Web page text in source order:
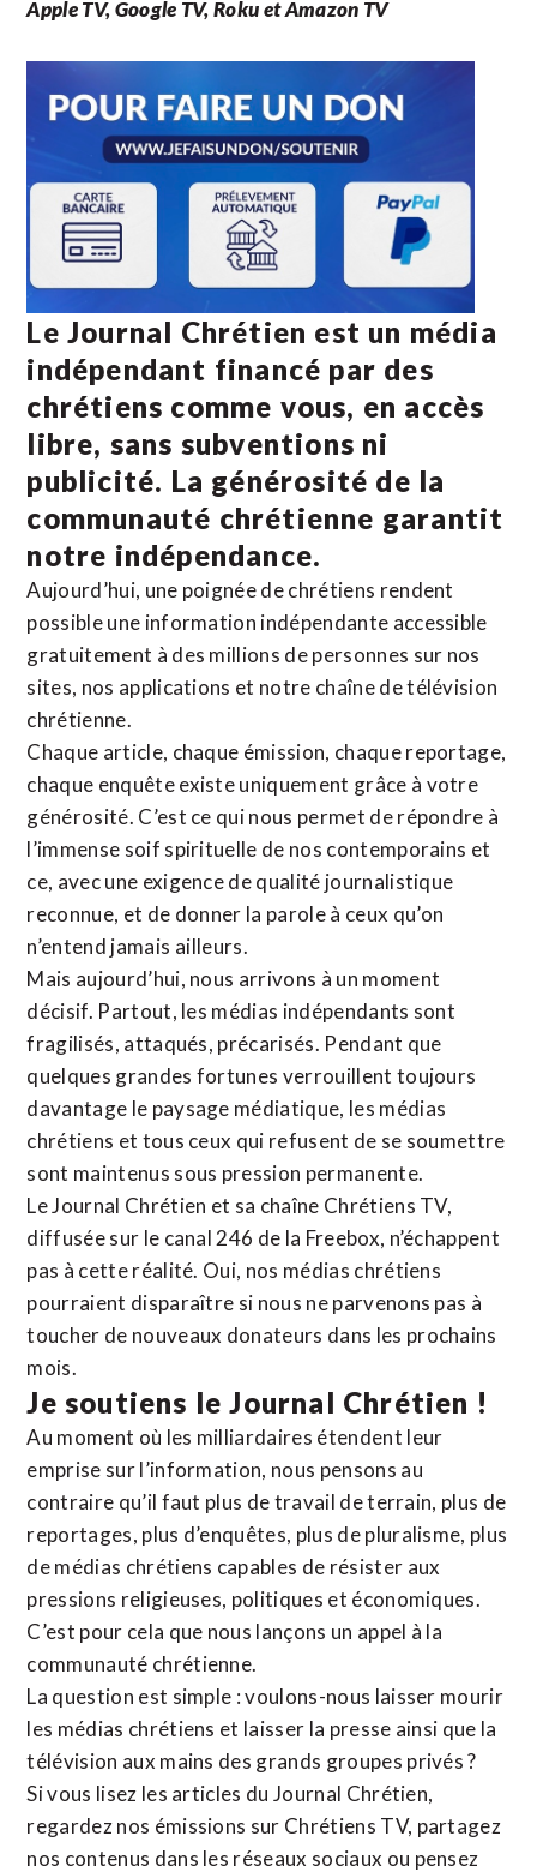
Apple TV, Google TV, Roku et Amazon TV
Le Journal Chrétien est un média
indépendant financé par des
chrétiens comme vous, en accès
libre, sans subventions ni
publicité. La générosité de la
communauté chrétienne garantit
notre indépendance.
Aujourd’hui, une poignée de chrétiens rendent
possible une information indépendante accessible
gratuitement à des millions de personnes sur nos
sites, nos applications et notre chaîne de télévision
chrétienne.
Chaque article, chaque émission, chaque reportage,
chaque enquête existe uniquement grâce à votre
générosité. C’est ce qui nous permet de répondre à
l’immense soif spirituelle de nos contemporains et
ce, avec une exigence de qualité journalistique
reconnue, et de donner la parole à ceux qu’on
n’entend jamais ailleurs.
Mais aujourd’hui, nous arrivons à un moment
décisif. Partout, les médias indépendants sont
fragilisés, attaqués, précarisés. Pendant que
quelques grandes fortunes verrouillent toujours
davantage le paysage médiatique, les médias
chrétiens et tous ceux qui refusent de se soumettre
sont maintenus sous pression permanente.
Le Journal Chrétien et sa chaîne Chrétiens TV,
diffusée sur le canal 246 de la Freebox, n’échappent
pas à cette réalité. Oui, nos médias chrétiens
pourraient disparaître si nous ne parvenons pas à
toucher de nouveaux donateurs dans les prochains
mois.
Je soutiens le Journal Chrétien !
Au moment où les milliardaires étendent leur
emprise sur l’information, nous pensons au
contraire qu’il faut plus de travail de terrain, plus de
reportages, plus d’enquêtes, plus de pluralisme, plus
de médias chrétiens capables de résister aux
pressions religieuses, politiques et économiques.
C’est pour cela que nous lançons un appel à la
communauté chrétienne.
La question est simple : voulons-nous laisser mourir
les médias chrétiens et laisser la presse ainsi que la
télévision aux mains des grands groupes privés ?
Si vous lisez les articles du Journal Chrétien,
regardez nos émissions sur Chrétiens TV, partagez
nos contenus dans les réseaux sociaux ou pensez